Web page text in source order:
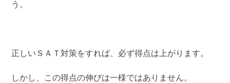
う。
正しいＳＡＴ対策をすれば、必ず得点は上がります。
しかし、この得点の伸びは一様ではありません。